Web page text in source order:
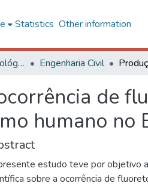
Statistics Other information
Ciências Exatas e Tecnológicas Engenharia Civil
de
humano no
estudo teve por objetivo
sobre a ocorrência de